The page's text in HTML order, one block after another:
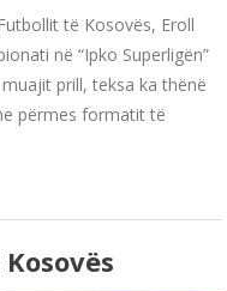
të Kosovës, Eroll
në “Ipko Superligën”
prill, teksa ka thënë
përmes formatit të